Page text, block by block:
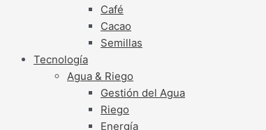
Café
Cacao
Semillas
Tecnología
Agua & Riego
Gestión del Agua
Riego
Energía